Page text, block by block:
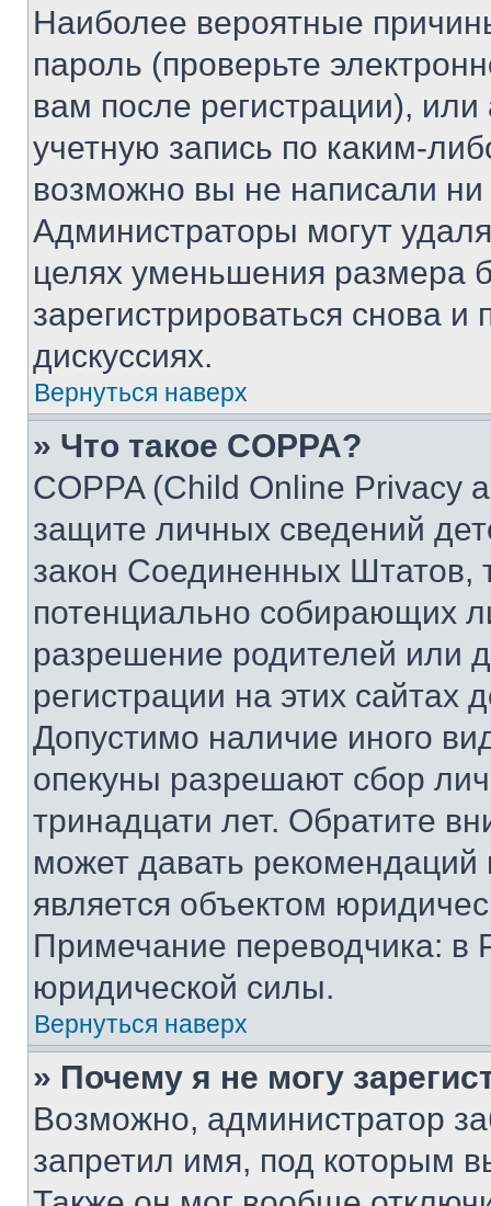
Наиболее вероятные
пароль (проверьте
вам после регистрации),
учетную запись по каким-
возможно вы не написали
Администраторы могут
целях уменьшения размера
зарегистрироваться снова и
дискуссиях.
Вернуться наверх
» Что такое COPPA?
COPPA (Child Online Privacy
защите личных сведений
закон Соединенных Штатов,
потенциально собирающих
разрешение родителей или
регистрации на этих сайтах
Допустимо наличие иного
опекуны разрешают сбор
тринадцати лет. Обратите
может давать
является объектом
Примечание переводчика: в
юридической силы.
Вернуться наверх
» Почему я не могу
Возможно, администратор
запретил имя, под которым